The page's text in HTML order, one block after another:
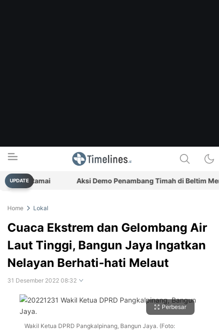
Timelines.id
Media Literasi, Sejarah & Budaya
UPDATE
Ramai Aksi Demo Penambang Timah di Beltim
Home Lokal
Cuaca Ekstrem dan Gelombang Air
Laut Tinggi, Bangun Jaya Ingatkan
Nelayan Berhati-hati Melaut
31 Desember 2022 08:32
Perbesar
Wakil Ketua DPRD Pangkalpinang, Bangun Jaya. (Foto: